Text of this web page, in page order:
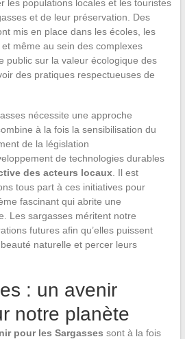
les populations locales et les touristes
et de leur préservation. Des
mis en place dans les écoles, les
même au sein des complexes
public sur la valeur écologique des
des pratiques respectueuses de
nécessite une approche
à la fois la sensibilisation du
de la législation
de technologies durables
des acteurs locaux. Il est
tous part à ces initiatives pour
fascinant qui abrite une
Les sargasses méritent notre
futures afin qu’elles puissent
naturelle et percer leurs
: un avenir
notre planète
pour les Sargasses sont à la fois